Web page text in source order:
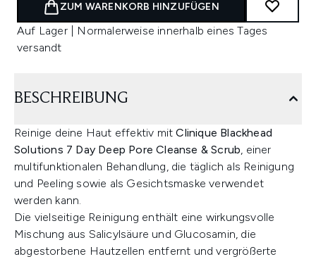
ZUM WARENKORB HINZUFÜGEN
Auf Lager | Normalerweise innerhalb eines Tages
versandt
BESCHREIBUNG
Reinige deine Haut effektiv mitClinique Blackhead
Solutions 7 Day Deep Pore Cleanse & Scrub, einer
multifunktionalen Behandlung, die täglich als Reinigung
und Peeling sowie als Gesichtsmaske verwendet
werden kann.
Die vielseitige Reinigung enthält eine wirkungsvolle
Mischung aus Salicylsäure und Glucosamin, die
abgestorbene Hautzellen entfernt und vergrößerte